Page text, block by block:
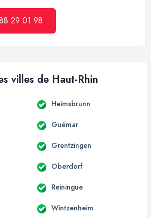
29 01 98
villes de Haut-Rhin
Heimsbrunn
Guémar
Grentzingen
Oberdorf
Reiningue
Wintzenheim